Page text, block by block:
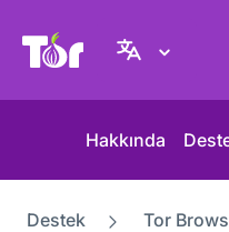
Tor Project sitesi
Hakkında
Destek Tor